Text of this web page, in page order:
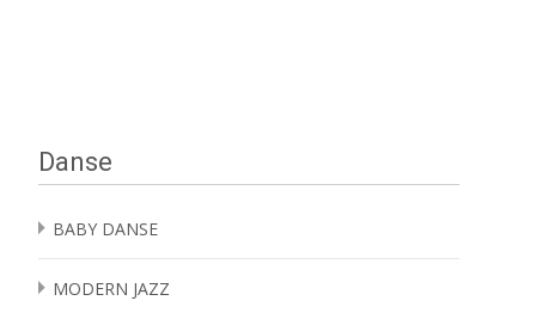
Danse
BABY DANSE
MODERN JAZZ